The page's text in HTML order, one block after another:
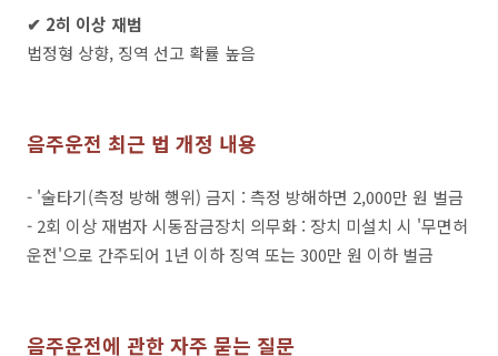
✔ 2히 이상 재범
법정형 상향, 징역 선고 확률 높음
음주운전 최근 법 개정 내용
- '술타기(측정 방해 행위) 금지 : 측정 방해하면 2,000만 원 벌금
- 2회 이상 재범자 시동잠금장치 의무화 : 장치 미설치 시 '무면허
운전'으로 간주되어 1년 이하 징역 또는 300만 원 이하 벌금
음주운전에 관한 자주 묻는 질문